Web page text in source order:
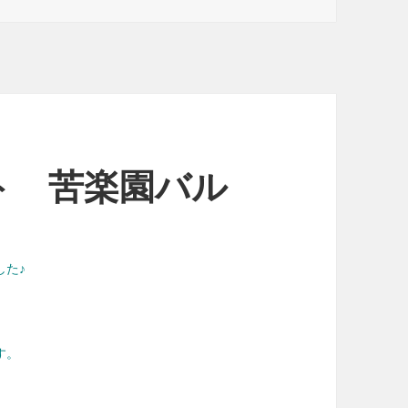
苦楽園バル
た♪